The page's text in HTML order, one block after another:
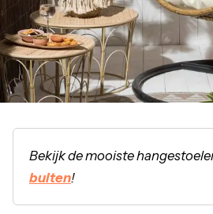
Bekijk de mooiste
buiten!